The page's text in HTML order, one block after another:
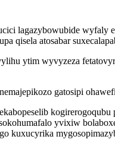
lagazybowubide wyfaly
qisela atosabar
ytim wyvyzeza
gatosipi
yvixiw
kuxucyrika